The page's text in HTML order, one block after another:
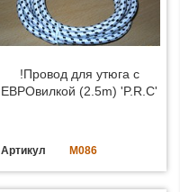
!Провод для утюга с
ЕВРОвилкой (2.5m) 'P.R.C'
Артикул M086